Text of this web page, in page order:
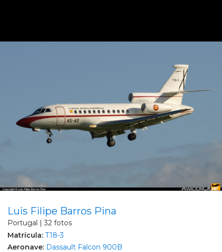
Luis Filipe Barros Pina
Portugal | 32 fotos
Matrícula: T18-3
Aeronave: Dassault Falcon 900B